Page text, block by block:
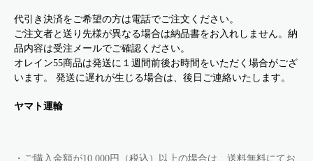
代引き決済をご希望の方は電話でご注文ください。
ご注文者と送り先様が異なる場合は納品書をお入れしません。納
品内容は受注メールでご確認ください。
オレイン55商品は発送に１週間前後お時間をいただく場合がござ
います。 発送に遅れが生じる場合は、後日ご連絡いたします。
ヤマト運輸
・ご購入金額が10,000円（税込）以上の場合は、送料無料にてお